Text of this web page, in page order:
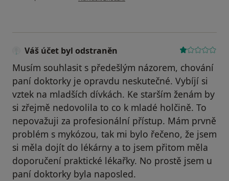
Váš účet byl odstraněn
Musím souhlasit s předešlým názorem, chování
paní doktorky je opravdu neskutečné. Vybíjí si
vztek na mladších dívkách. Ke starším ženám by
si zřejmě nedovolila to co k mladé holčině. To
nepovažuji za profesionální přístup. Mám prvně
problém s mykózou, tak mi bylo řečeno, že jsem
si měla dojít do lékárny a to jsem přitom měla
doporučení praktické lékařky. No prostě jsem u
paní doktorky byla naposled.